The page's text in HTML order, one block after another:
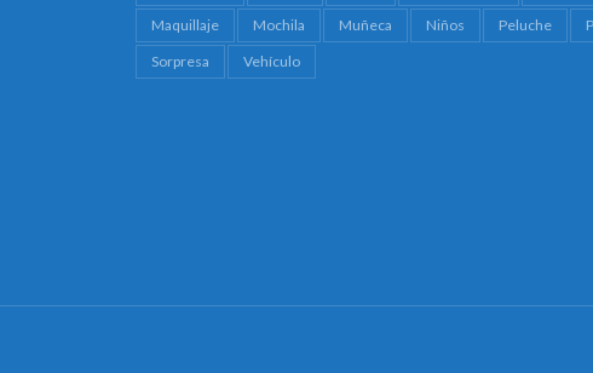
Maquillaje
Mochila Muñeca Niños Peluche
Sorpresa
Vehículo